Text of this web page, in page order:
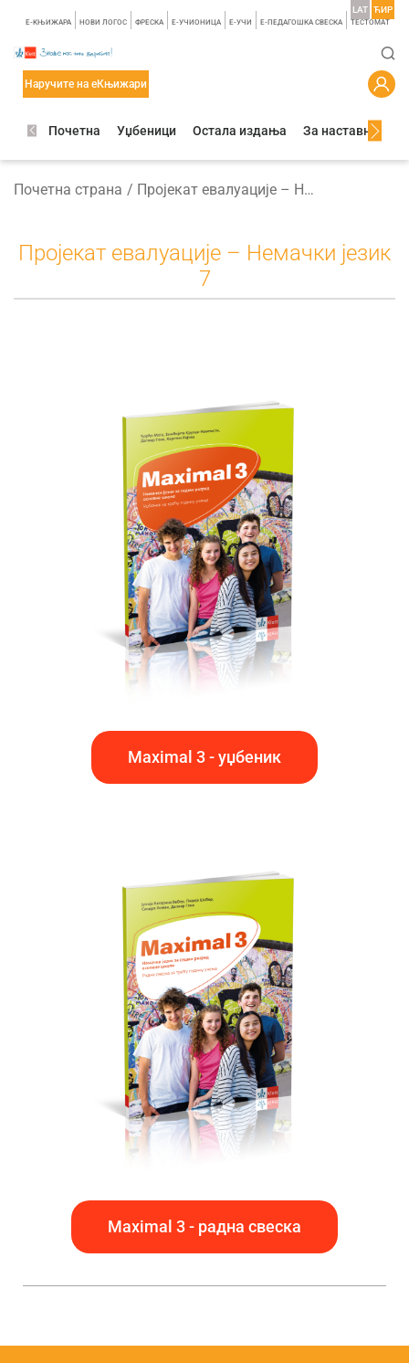
E-КЊИЖАРА НОВИ ЛОГОС ФРЕСКА E-УЧИОНИЦА E-УЧИ Е-ПЕДАГОШКА СВЕСКА TЕСТОМАТ
LAT ЋИР
Наручите на еКњижари
Почетна Уџбеници Остала издања За наставнике
Почетна страна Пројекат евалуације – Немачки језик 7
Пројекат евалуације – Немачки језик
7
Maximal 3 - уџбеник
Maximal 3 - радна свеска